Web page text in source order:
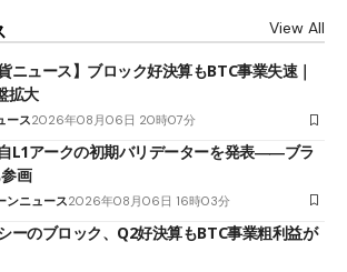
View All
ニュース】ブロック好決算もBTC事業失速｜
拡大
ース2026年08月06日 20時07分
L1アークの初期バリデーターを発表――ブラ
画
ンニュース2026年08月06日 16時03分
ーのブロック、Q2好決算もBTC事業粗利益が